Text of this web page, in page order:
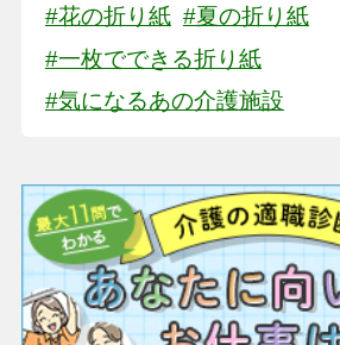
#花の折り紙 #夏の折り紙
#一枚でできる折り紙
#気になるあの介護施設